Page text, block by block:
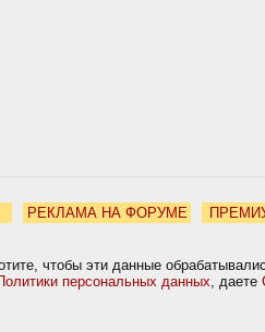
РЕКЛАМА НА ФОРУМЕ
чтобы эти данные
персональных данных, даете